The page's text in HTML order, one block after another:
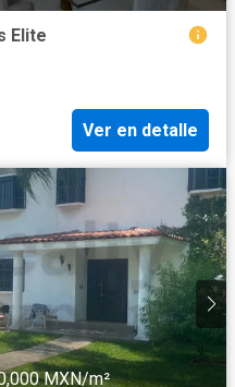
Elite
Ver en detalle
MXN/m²